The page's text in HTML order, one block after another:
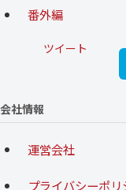
番外編
ツイート
会社情報
運営会社
プライバシーポリ